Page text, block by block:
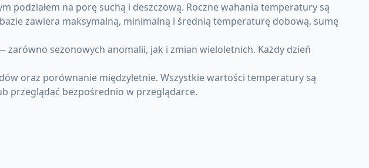
na porę suchą i deszczową. Roczne wahania temperatury są
zawiera maksymalną, minimalną i średnią temperaturę dobową, sumę
sezonowych anomalii, jak i zmian wieloletnich. Każdy dzień
oraz porównanie międzyletnie. Wszystkie wartości temperatury są
przeglądać bezpośrednio w przeglądarce.